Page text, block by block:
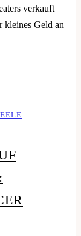
verkauft
kleines Geld an